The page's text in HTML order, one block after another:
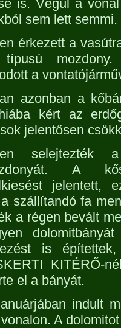
is. Végül a
sem lett semmi.
érkezett a
típusú
a
azonban a
kért az
jelentősen
selejtezték
A
jelentett,
szállítandó fa
a régen bevált
is
KITÉRŐ-
el a bányát.
indult
A